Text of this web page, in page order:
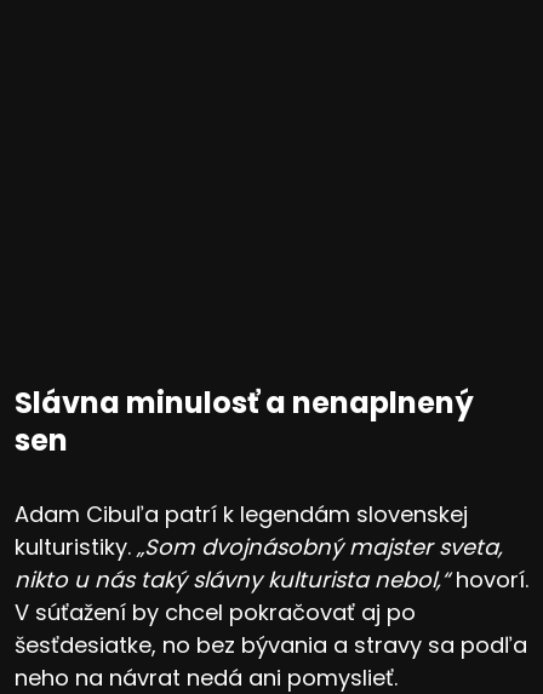
Slávna minulosť a nenaplnený
sen
Adam Cibuľa patrí k legendám slovenskej
kulturistiky. „Som dvojnásobný majster sveta,
nikto u nás taký slávny kulturista nebol,“hovorí.
V súťažení by chcel pokračovať aj po
šesťdesiatke, no bez bývania a stravy sa podľa
neho na návrat nedá ani pomyslieť.